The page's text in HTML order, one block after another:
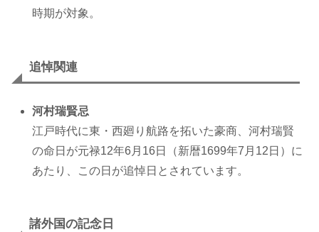
時期が対象。
追悼関連
河村瑞賢忌
江戸時代に東・西廻り航路を拓いた豪商、河村瑞賢
の命日が元禄12年6月16日（新暦1699年7月12日）に
あたり、この日が追悼日とされています。
諸外国の記念日